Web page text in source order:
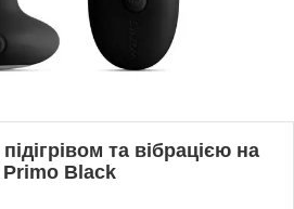
та вібрацією на
Primo Black